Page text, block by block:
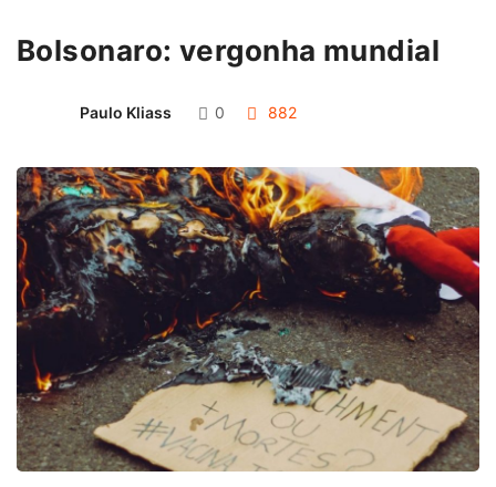
Bolsonaro: vergonha mundial
Paulo Kliass 0 882